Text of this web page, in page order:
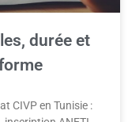
durée et
CIVP en Tunisie :